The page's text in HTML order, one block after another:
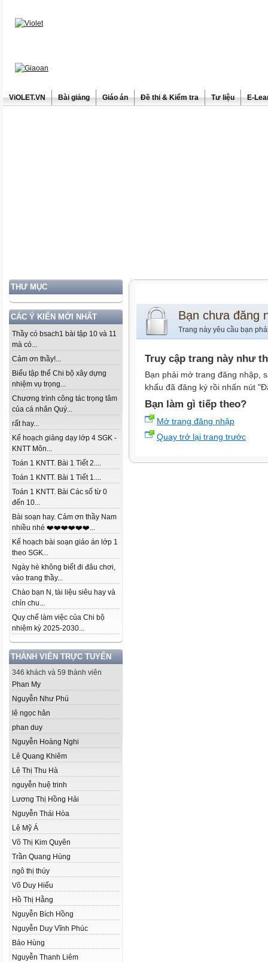
ViOLET.VN Bài giảng Giáo án Đề thi & Kiểm tra Tư liệu E-
THƯ MỤC
CÁC Ý KIẾN MỚI NHẤT
Thầy có bsach1 bài tập 10 và 11
mà có...
Cảm ơn thầy!...
Biểu tập thể Chi bộ xây dựng
nhiệm vụ trọng...
Chương trình công tác trọng tâm
của cá nhân Quý...
rất hay...
Kế hoạch giảng dạy lớp 4 SGK -
KNTT Môn...
Toán 1 KNTT. Bài 1 Tiết 2....
Toán 1 KNTT. Bài 1 Tiết 1....
Toán 1 KNTT. Bài Các số từ 0
đến 10...
Bài soạn hay. Cảm ơn thầy Nam
nhiều nhé ❤️❤️❤️❤️❤️❤️...
Kế hoạch bài soạn giáo án lớp 1
theo SGK...
Ngày hè không biết đi đâu chơi,
vào trang thầy...
Chào bạn N, tài liệu siêu hay và
chỉn chu...
Quy chế làm việc của Chi bộ
nhiệm kỳ 2025-2030...
THÀNH VIÊN TRỰC TUYẾN
346 khách và 59 thành viên
Phan My
Nguyễn Như Phú
lê ngọc hân
phan duy
Nguyễn Hoàng Nghi
Lê Quang Khiêm
Lê Thị Thu Hà
nguyễn huệ trinh
Lương Thị Hồng Hải
Nguyễn Thái Hòa
Lê Mỹ Á
Võ Thị Kim Quyên
Trần Quang Hùng
ngô thị thúy
Võ Duy Hiếu
Hồ Thị Hằng
Nguyễn Bích Hồng
Nguyễn Duy Vĩnh Phúc
Bảo Hùng
Nguyễn Thanh Liêm
Bạn chưa đăng
Trang này yêu cầu bạn
Truy cập trang này như
Bạn phải mở trang đăng nhập,
khẩu đã đăng ký rồi nhấn nút
Bạn làm gì tiếp theo?
Mở trang đăng nhập
Quay trở lại trang trước